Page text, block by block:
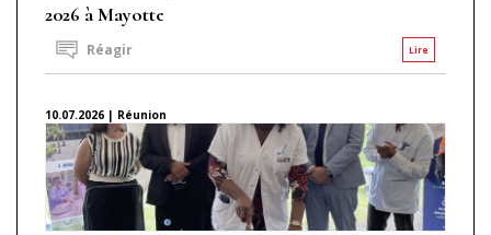
2026 à Mayotte
Lire
Réagir
10.07.2026 | Réunion